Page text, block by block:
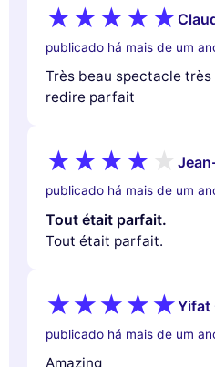
publicado há mais de um
Très beau spectacle
redire parfait
publicado há mais de um
Tout était parfait.
Tout était parfait.
Yifat
publicado há mais de um
Amazing